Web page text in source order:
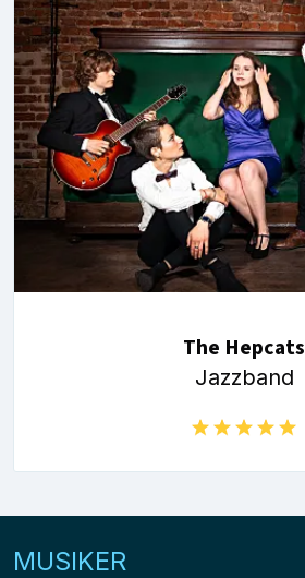
The Hepcats
Jazzband
MUSIKER